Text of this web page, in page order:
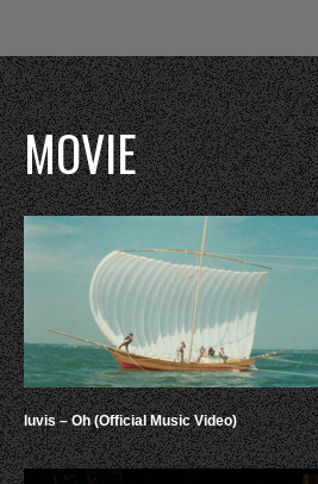
MOVIE
luvis – Oh (Official Music Video)